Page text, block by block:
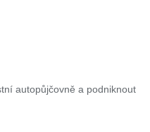
autopůjčovně a podniknout